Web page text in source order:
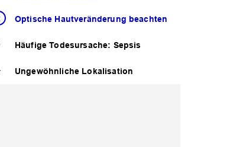
Optische Hautveränderung beachten
Häufige Todesursache: Sepsis
Ungewöhnliche Lokalisation